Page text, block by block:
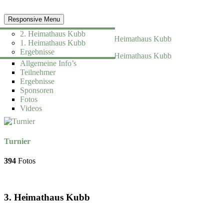
Responsive Menu
3. Heimathaus Kubb
Allgemeine Infos
Teilnehmer
Ergebnisse
Sponsoren
Fotos
Regeln
Ausrichter
Chronik
2. Heimathaus Kubb
Allgemeine Info’s
Teilnehmer
Ergebnisse
Sponsoren
Fotos
Videos
1. Heimathaus Kubb
Allgemeine Info’s
Teilnehmer
Ergebnisse
Sponsoren
Fotos
Videos
Fotos
Turnier
394 Fotos
3. Heimathaus Kubb